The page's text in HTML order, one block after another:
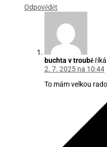
Odpovědět
buchta v troubě
2. 7. 2025 na 10:44
To mám velkou